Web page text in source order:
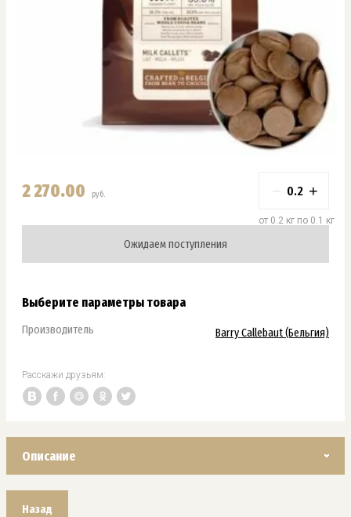
2 270.00 руб. − +
от 0.2 кг по 0.1 кг
Ожидаем поступления
Выберите параметры товара
Производитель Barry Callebaut (Бельгия)
Расскажи друзьям:
Описание
Назад